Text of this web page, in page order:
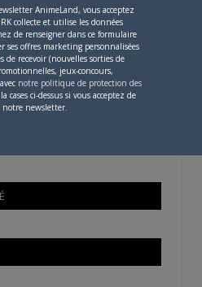
la liste,contactez-nous!
AnimeLand, vous acceptez
collecte et utilise les données
de renseigner dans ce formulaire
ses offres marketing personnalisées
de recevoir (nouvelles sorties de
jeux-concours,
notre politique de protection des
cases ci-dessus si vous acceptez de
notre newsletter.